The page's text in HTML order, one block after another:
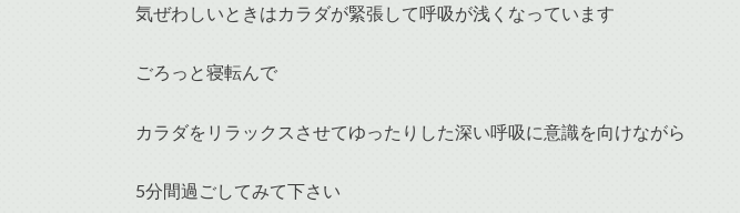
気ぜわしいときはカラダが緊張して呼吸が浅くなっています
ごろっと寝転んで
カラダをリラックスさせてゆったりした深い呼吸に意識を向けながら
5分間過ごしてみて下さい